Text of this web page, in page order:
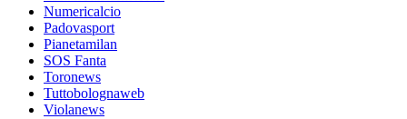
Numericalcio
Padovasport
Pianetamilan
SOS Fanta
Toronews
Tuttobolognaweb
Violanews